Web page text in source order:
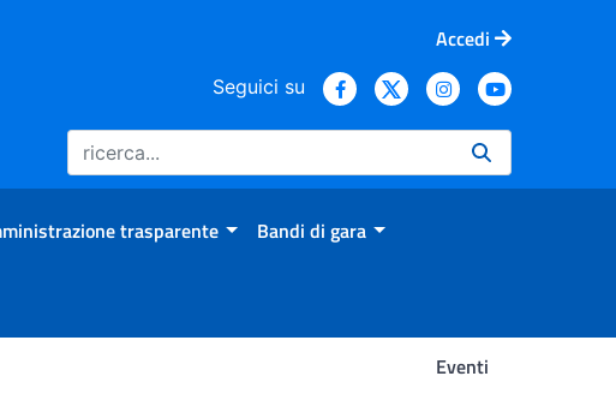
Accedi
Seguici su
trasparente Bandi di gara
Eventi